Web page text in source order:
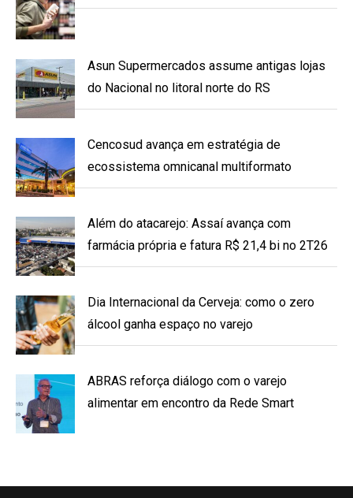
Asun Supermercados assume antigas lojas
do Nacional no litoral norte do RS
Cencosud avança em estratégia de
ecossistema omnicanal multiformato
Além do atacarejo: Assaí avança com
farmácia própria e fatura R$ 21,4 bi no 2T26
Dia Internacional da Cerveja: como o zero
álcool ganha espaço no varejo
ABRAS reforça diálogo com o varejo
alimentar em encontro da Rede Smart